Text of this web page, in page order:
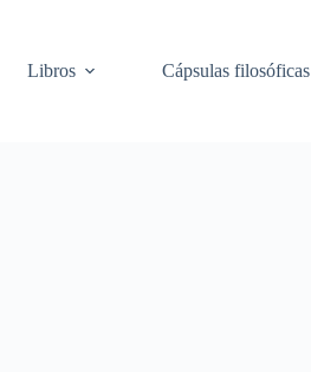
Libros Cápsulas filosóficas